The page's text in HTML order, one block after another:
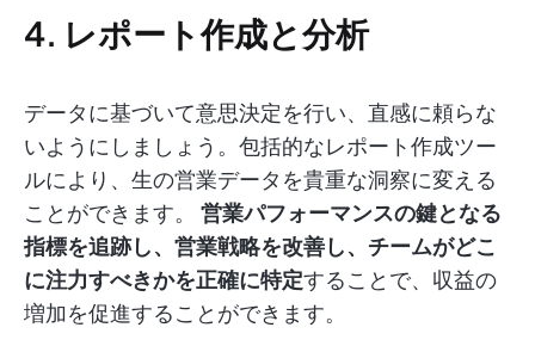
4. レポート作成と分析
データに基づいて意思決定を行い、直感に頼らな
いようにしましょう。包括的なレポート作成ツー
ルにより、生の営業データを貴重な洞察に変える
ことができます。
営業パフォーマンスの鍵となる
指標を追跡し、営業戦略を改善し、チームがどこ
に注力すべきかを正確に特定することで、収益の
増加を促進することができます。